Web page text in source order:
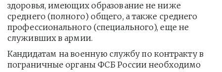
здоровья, имеющих образование не ниже
среднего (полного) общего, а также среднего
профессионального (специального), еще не
служивших в армии.
Кандидатам на военную службу по контракту в
пограничные органы ФСБ России необходимо